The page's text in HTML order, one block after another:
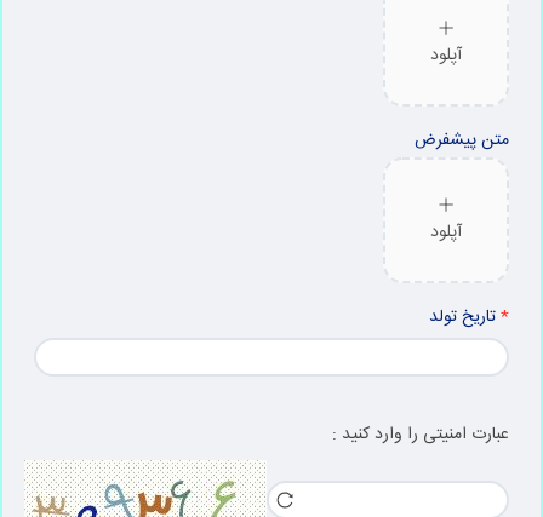
آپلود
متن پیشفرض
آپلود
تاریخ تولد
عبارت امنیتی را وارد کنید :